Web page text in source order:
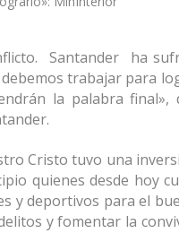
Santander ha
trabajar para
la palabra final»,
Cristo tuvo una
quienes desde hoy
y deportivos para el
y fomentar la